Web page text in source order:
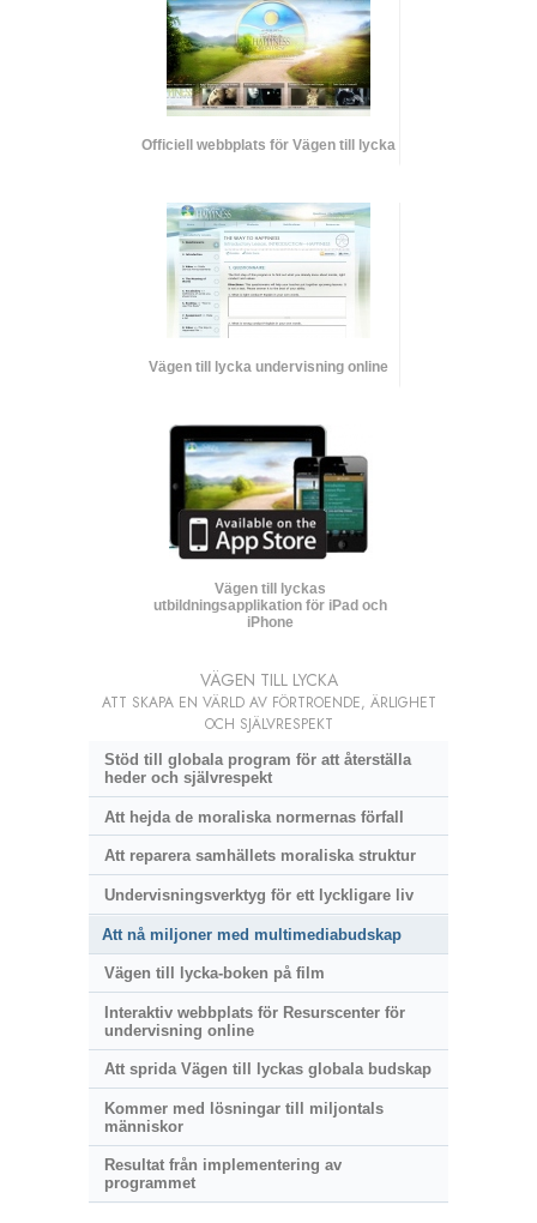
Officiell webbplats för Vägen till lycka
Vägen till lycka undervisning online
Vägen till lyckas
utbildningsapplikation för iPad och
iPhone
VÄGEN TILL LYCKA
ATT SKAPA EN VÄRLD AV FÖRTROENDE, ÄRLIGHET
OCH SJÄLVRESPEKT
Stöd till globala program för att återställa
heder och självrespekt
Att hejda de moraliska normernas förfall
Att reparera samhällets moraliska struktur
Undervisningsverktyg för ett lyckligare liv
Att nå miljoner med multimediabudskap
Vägen till lycka-boken på film
Interaktiv webbplats för Resurscenter för
undervisning online
Att sprida Vägen till lyckas globala budskap
Kommer med lösningar till miljontals
människor
Resultat från implementering av
programmet